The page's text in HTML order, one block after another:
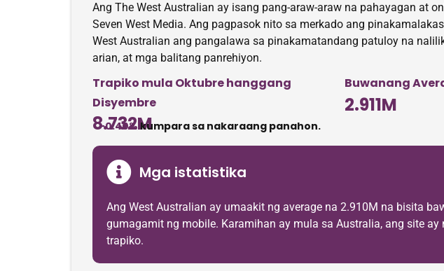
Ang The West Australian ay isang pang-araw-araw na pahayagan at
Seven West Media. Ang pagpasok nito sa merkado ang
West Australian ang pangalawa sa pinakamatandang patuloy na
arian, at mga balitang panrehiyon.
Trapiko mula Oktubre hanggang
Disyembre
8.732M
-0.40%kumpara sa nakaraang panahon.
Buwanang
2.911M
Mga istatistika
Ang West Australian ay umaakit ng average na 2.910M na bisita
gumagamit ng mobile. Karamihan ay mula sa Australia, ang site
trapiko.